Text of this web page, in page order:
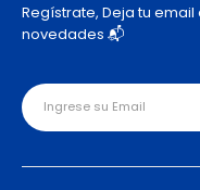
Regístrate, Deja tu
novedades 📬